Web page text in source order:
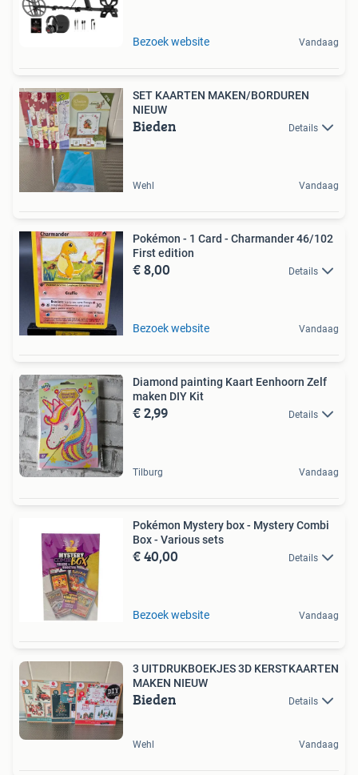
Bezoek website Vandaag
SET KAARTEN MAKEN/BORDUREN
NIEUW
Bieden Details
Wehl Vandaag
Pokémon - 1 Card - Charmander 46/102
First edition
€ 8,00 Details
Bezoek website Vandaag
Diamond painting Kaart Eenhoorn Zelf
maken DIY Kit
€ 2,99 Details
Tilburg Vandaag
Pokémon Mystery box - Mystery Combi
Box - Various sets
€ 40,00 Details
Bezoek website Vandaag
3 UITDRUKBOEKJES 3D KERSTKAARTEN
MAKEN NIEUW
Bieden Details
Wehl Vandaag